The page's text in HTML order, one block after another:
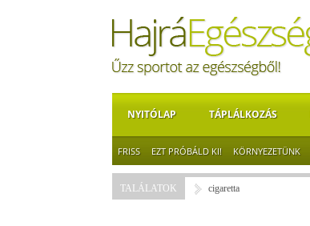
NYITÓLAP TÁPLÁLKOZÁS
FRISS EZT PRÓBÁLD KI! KÖRNYEZETÜNK
TALÁLATOK cigaretta